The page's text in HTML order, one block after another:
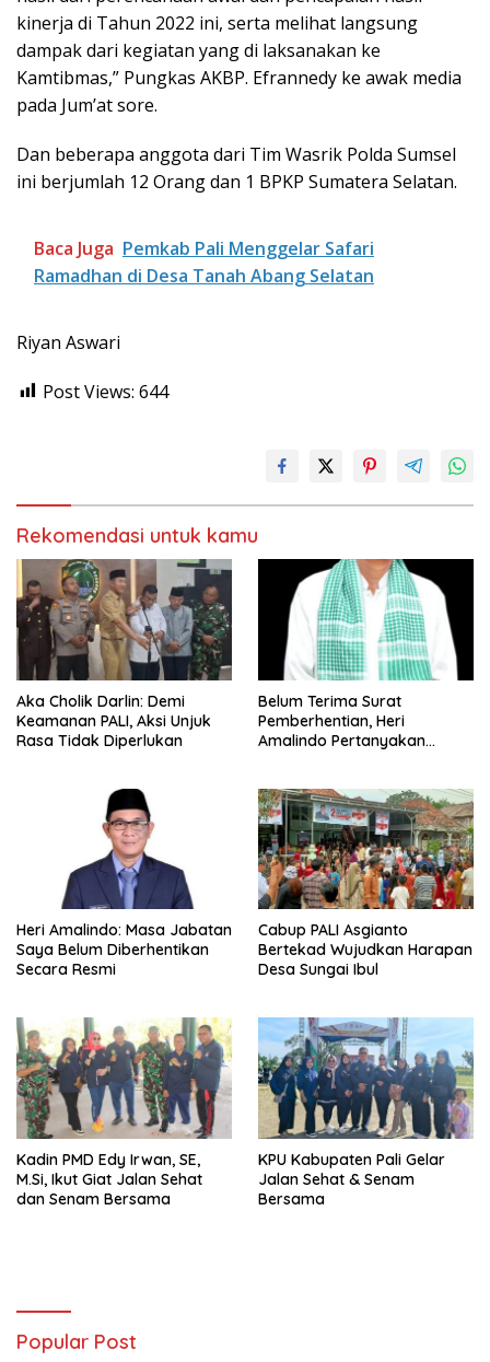
kinerja di Tahun 2022 ini, serta melihat langsung
dampak dari kegiatan yang di laksanakan ke
Kamtibmas,” Pungkas AKBP. Efrannedy ke awak media
pada Jum’at sore.
Dan beberapa anggota dari Tim Wasrik Polda Sumsel
ini berjumlah 12 Orang dan 1 BPKP Sumatera Selatan.
Baca Juga Pemkab Pali Menggelar Safari
Ramadhan di Desa Tanah Abang Selatan
Riyan Aswari
Post Views: 644
Rekomendasi untuk kamu
Aka Cholik Darlin: Demi
Keamanan PALI, Aksi Unjuk
Rasa Tidak Diperlukan
Belum Terima Surat
Pemberhentian, Heri
Amalindo Pertanyakan
Heri Amalindo: Masa Jabatan
Saya Belum Diberhentikan
Secara Resmi
Cabup PALI Asgianto
Bertekad Wujudkan Harapan
Desa Sungai Ibul
Kadin PMD Edy Irwan, SE,
M.Si, Ikut Giat Jalan Sehat
dan Senam Bersama
KPU Kabupaten Pali Gelar
Jalan Sehat & Senam
Bersama
Popular Post